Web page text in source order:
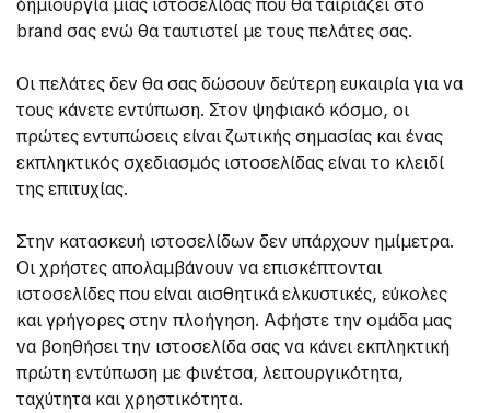
δημιουργία μιας ιστοσελίδας που θα ταιριάζει στο
brand σας ενώ θα ταυτιστεί με τους πελάτες σας.
Οι πελάτες δεν θα σας δώσουν δεύτερη ευκαιρία για να
τους κάνετε εντύπωση. Στον ψηφιακό κόσμο, οι
πρώτες εντυπώσεις είναι ζωτικής σημασίας και ένας
εκπληκτικός σχεδιασμός ιστοσελίδας είναι το κλειδί
της επιτυχίας.
Στην κατασκευή ιστοσελίδων δεν υπάρχουν ημίμετρα.
Οι χρήστες απολαμβάνουν να επισκέπτονται
ιστοσελίδες που είναι αισθητικά ελκυστικές, εύκολες
και γρήγορες στην πλοήγηση. Αφήστε την ομάδα μας
να βοηθήσει την ιστοσελίδα σας να κάνει εκπληκτική
πρώτη εντύπωση με φινέτσα, λειτουργικότητα,
ταχύτητα και χρηστικότητα.